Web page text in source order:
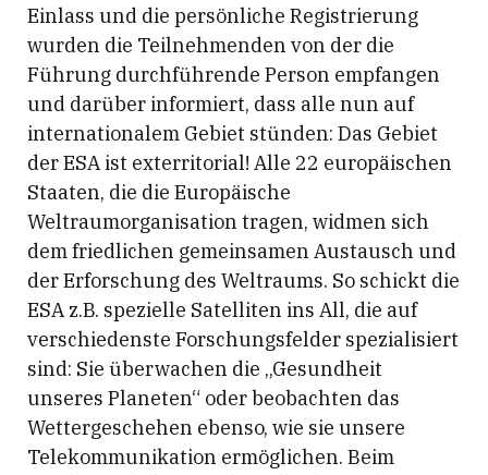
Einlass und die persönliche Registrierung
wurden die Teilnehmenden von der die
Führung durchführende Person empfangen
und darüber informiert, dass alle nun auf
internationalem Gebiet stünden: Das Gebiet
der ESA ist exterritorial! Alle 22 europäischen
Staaten, die die Europäische
Weltraumorganisation tragen, widmen sich
dem friedlichen gemeinsamen Austausch und
der Erforschung des Weltraums. So schickt die
ESA z.B. spezielle Satelliten ins All, die auf
verschiedenste Forschungsfelder spezialisiert
sind: Sie überwachen die „Gesundheit
unseres Planeten“ oder beobachten das
Wettergeschehen ebenso, wie sie unsere
Telekommunikation ermöglichen. Beim